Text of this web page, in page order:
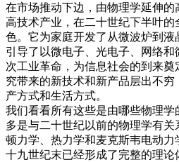
在市场推动下边，由物理学延伸
高技术产业，在二十世纪下半叶
色。它为家庭开发了从微波炉到液
引导了以微电子、光电子、网络
次工业革命，为信息社会的到来
究带来的新技术和新产品层出不
产方式和生活方式。
我们看看所有这些是由哪些物理
多是与二十世纪以前的物理学有
顿力学、热力学和麦克斯韦电动力
十九世纪末已经形成了完整的理